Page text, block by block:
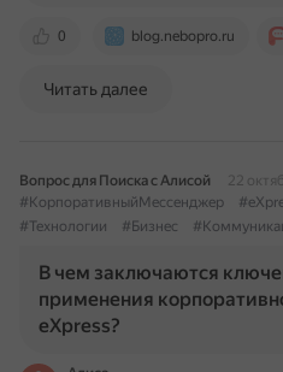
0 blog.nebopro.ru
Читать далее
Вопрос для Поиска с Алисой
22
#КорпоративныйМессенджер
#Технологии
#Бизнес
В чем заключаются
применения
eXpress?